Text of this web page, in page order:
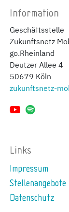
Information
Geschäftsstelle
Zukunftsnetz
go.Rheinland
Deutzer Allee 4
50679 Köln
zukunftsnetz-
Links
Impressum
Stellenangebote
Datenschutz